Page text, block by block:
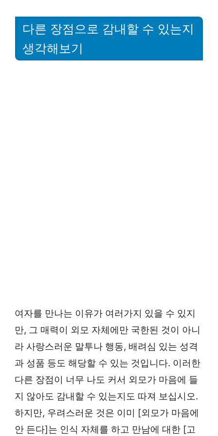
다른 장점으로 감내할 수 있는지
생각해보기
여자를 만나는 이유가 여러가지 있을 수 있지
만, 그 매력이 외모 자체에만 국한된 것이 아니
라 사랑스러운 말투나 행동, 배려심 있는 성격
과 성품 등도 해당할 수 있는 것입니다. 이러한
다른 장점이 너무 나도 커서 외모가 마음에 들
지 않아도 감내할 수 있는지도 따져 보십시오.
하지만, 우려스러운 것은 이미 [외모가 마음에
안 든다]는 인식 자체를 하고 만남에 대한 [고